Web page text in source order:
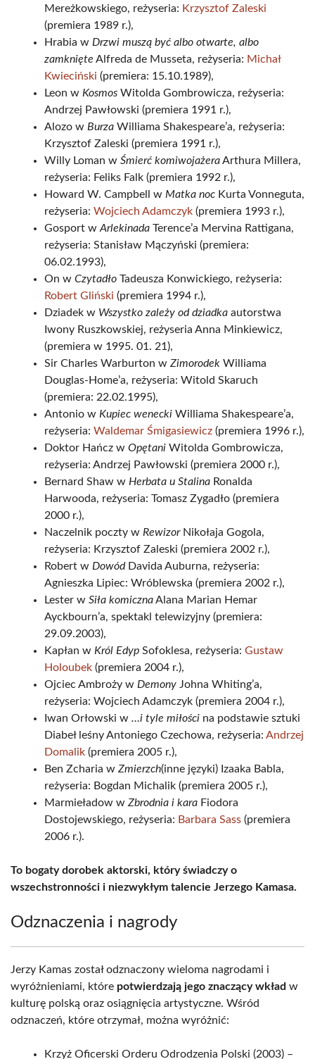
Mereżkowskiego, reżyseria: Krzysztof Zaleski
(premiera 1989 r.),
Hrabia w Drzwi muszą być albo otwarte, albo
zamknięte Alfreda de Musseta, reżyseria: Michał
Kwieciński (premiera: 15.10.1989),
Leon w Kosmos Witolda Gombrowicza, reżyseria:
Andrzej Pawłowski (premiera 1991 r.),
Alozo w Burza Williama Shakespeare’a, reżyseria:
Krzysztof Zaleski (premiera 1991 r.),
Willy Loman w Śmierć komiwojażeraArthura Millera,
reżyseria: Feliks Falk (premiera 1992 r.),
Howard W. Campbell w Matka noc Kurta Vonneguta,
reżyseria: Wojciech Adamczyk (premiera 1993 r.),
Gosport w Arlekinada Terence’a Mervina Rattigana,
reżyseria: Stanisław Mączyński (premiera:
06.02.1993),
On w Czytadło Tadeusza Konwickiego, reżyseria:
Robert Gliński (premiera 1994 r.),
Dziadek w Wszystko zależy od dziadka autorstwa
Iwony Ruszkowskiej, reżyseria Anna Minkiewicz,
(premiera w 1995. 01. 21),
Sir Charles Warburton w Zimorodek Williama
Douglas-Home’a, reżyseria: Witold Skaruch
(premiera: 22.02.1995),
Antonio w Kupiec wenecki Williama Shakespeare’a,
reżyseria: Waldemar Śmigasiewicz (premiera 1996 r.),
Doktor Hańcz w Opętani Witolda Gombrowicza,
reżyseria: Andrzej Pawłowski (premiera 2000 r.),
Bernard Shaw w Herbata u Stalina Ronalda
Harwooda, reżyseria: Tomasz Zygadło (premiera
2000 r.),
Naczelnik poczty w RewizorNikołaja Gogola,
reżyseria: Krzysztof Zaleski (premiera 2002 r.),
Robert w DowódDavida Auburna, reżyseria:
Agnieszka Lipiec: Wróblewska (premiera 2002 r.),
Lester w Siła komicznaAlana Marian Hemar
Ayckbourn’a, spektakl telewizyjny (premiera:
29.09.2003),
Kapłan w Król Edyp Sofoklesa, reżyseria: Gustaw
Holoubek (premiera 2004 r.),
Ojciec Ambroży w Demony Johna Whiting’a,
reżyseria: Wojciech Adamczyk (premiera 2004 r.),
Iwan Orłowski w …i tyle miłości na podstawie sztuki
Diabeł leśny Antoniego Czechowa, reżyseria: Andrzej
Domalik (premiera 2005 r.),
Ben Zcharia w Zmierzch(inne języki) Izaaka Babla,
reżyseria: Bogdan Michalik (premiera 2005 r.),
Marmieładow w Zbrodnia i kara Fiodora
Dostojewskiego, reżyseria: Barbara Sass (premiera
2006 r.).
To bogaty dorobek aktorski, który świadczy o
wszechstronności i niezwykłym talencie Jerzego Kamasa.
Odznaczenia i nagrody
Jerzy Kamas został odznaczony wieloma nagrodami i
wyróżnieniami, które potwierdzają jego znaczący wkład w
kulturę polską oraz osiągnięcia artystyczne. Wśród
odznaczeń, które otrzymał, można wyróżnić:
Krzyż Oficerski Orderu Odrodzenia Polski (2003) –